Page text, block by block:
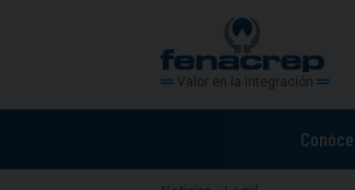
Valor en la Integración